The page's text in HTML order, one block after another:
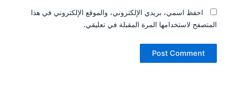
احفظ اسمي، بريدي الإلكتروني، والموقع الإلكتروني في هذا
المتصفح لاستخدامها المرة المقبلة في تعليقي.